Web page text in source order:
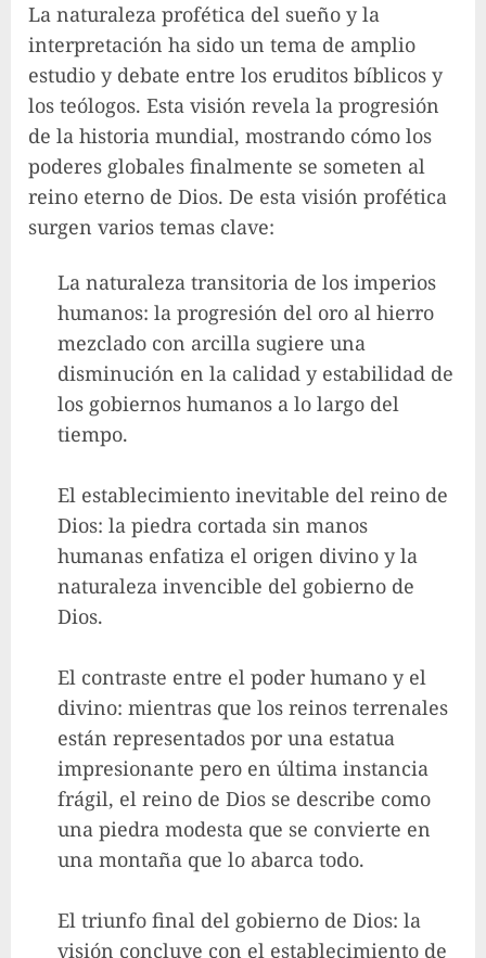
La naturaleza profética del sueño y la
interpretación ha sido un tema de amplio
estudio y debate entre los eruditos bíblicos y
los teólogos. Esta visión revela la progresión
de la historia mundial, mostrando cómo los
poderes globales finalmente se someten al
reino eterno de Dios. De esta visión profética
surgen varios temas clave:
La naturaleza transitoria de los imperios
humanos: la progresión del oro al hierro
mezclado con arcilla sugiere una
disminución en la calidad y estabilidad de
los gobiernos humanos a lo largo del
tiempo.
El establecimiento inevitable del reino de
Dios: la piedra cortada sin manos
humanas enfatiza el origen divino y la
naturaleza invencible del gobierno de
Dios.
El contraste entre el poder humano y el
divino: mientras que los reinos terrenales
están representados por una estatua
impresionante pero en última instancia
frágil, el reino de Dios se describe como
una piedra modesta que se convierte en
una montaña que lo abarca todo.
El triunfo final del gobierno de Dios: la
visión concluye con el establecimiento de